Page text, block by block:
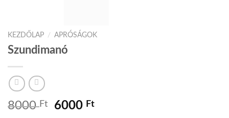
KEZDŐLAP / APRÓSÁGOK
Szundimanó
8000Ft
Original
6000 FtCurrent